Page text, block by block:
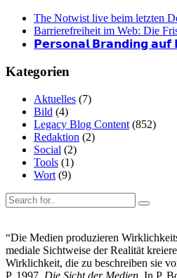
The Notwist live beim letzten
Barrierefreiheit im Web: Die
𝗣𝗲𝗿𝘀𝗼𝗻𝗮𝗹 𝗕𝗿𝗮𝗻𝗱𝗶𝗻𝗴 𝗮𝘂𝗳
Kategorien
Aktuelles (7)
Bild (4)
Legacy Blog Content (852)
Redaktion (2)
Social (2)
Tools (1)
Wort (9)
“Die Medien produzieren
mediale Sichtweise der Realität
Wirklichkeit, die zu beschreiben sie
P. 1997. Die Sicht der Medien. In P.